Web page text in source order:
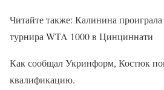
Читайте также: Калинина
турнира WTA 1000 в Цинциннати
Как сообщал Укринформ, Костюк
квалификацию.